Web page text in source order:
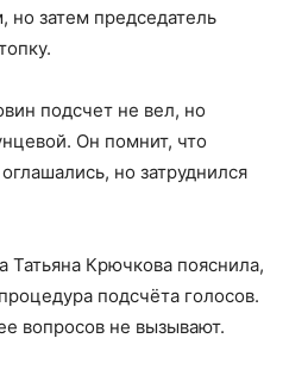
но затем председатель
подсчет не вел, но
Он помнит, что
но затруднился
Татьяна Крючкова пояснила,
подсчёта голосов.
вопросов не вызывают.